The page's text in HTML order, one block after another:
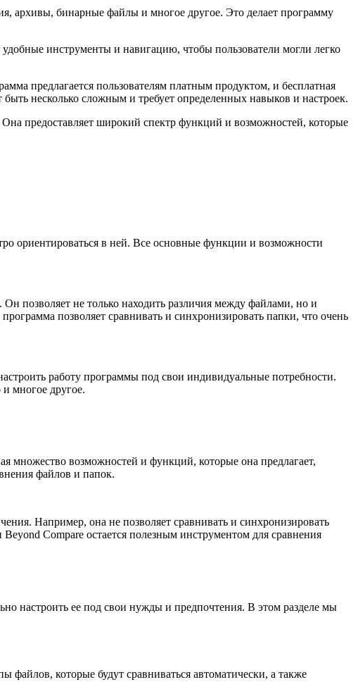
архивы, бинарные файлы и многое другое. Это делает программу
инструменты и навигацию, чтобы пользователи могли легко
предлагается пользователям платным продуктом, и бесплатная
несколько сложным и требует определенных навыков и настроек.
предоставляет широкий спектр функций и возможностей, которые
ориентироваться в ней. Все основные функции и возможности
позволяет не только находить различия между файлами, но и
позволяет сравнивать и синхронизировать папки, что очень
работу программы под свои индивидуальные потребности.
многое другое.
множество возможностей и функций, которые она предлагает,
файлов и папок.
Например, она не позволяет сравнивать и синхронизировать
Compare остается полезным инструментом для сравнения
настроить ее под свои нужды и предпочтения. В этом разделе мы
которые будут сравниваться автоматически, а также